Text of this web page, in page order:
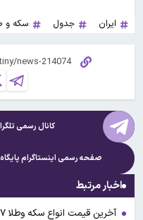
ایران جدول سکه و
کانال رسمی
صفحه رسمی اینستاگرام
اخبار مرتبط